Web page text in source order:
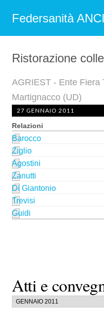
Federsanità
Atti e
Ristorazione
AGRIEST - Ente Fiera
Martignacco (UD)
27 GENNAIO 2011
Relazioni
Barocco
Ziglio
Agostini
Zanutti
Di Giantonio
Trevisi
Guidi